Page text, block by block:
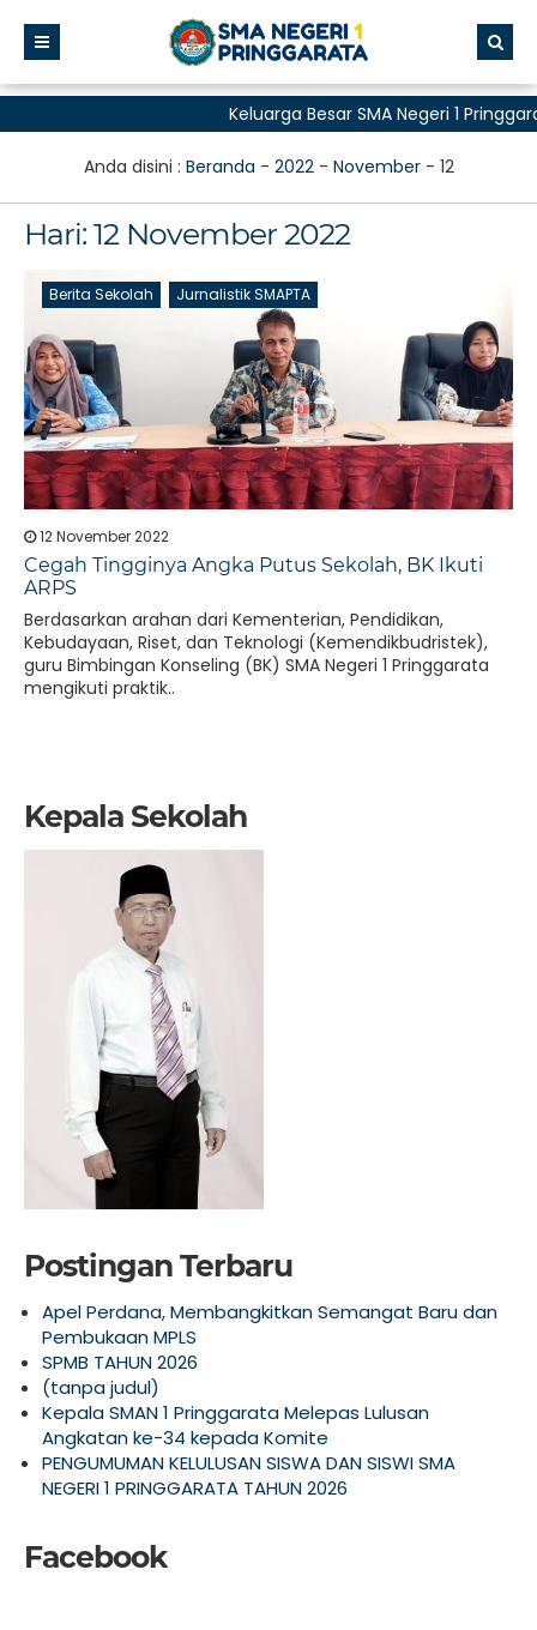
Keluarga Besar SMA Negeri 1
Anda disini : Beranda - 2022- November- 12
Hari: 12 November 2022
Berita Sekolah Jurnalistik SMAPTA
12 November 2022
Cegah Tingginya Angka Putus Sekolah, BK Ikuti
ARPS
Berdasarkan arahan dari Kementerian, Pendidikan,
Kebudayaan, Riset, dan Teknologi (Kemendikbudristek),
guru Bimbingan Konseling (BK) SMA Negeri 1 Pringgarata
mengikuti praktik..
Kepala Sekolah
Postingan Terbaru
Apel Perdana, Membangkitkan Semangat Baru dan
Pembukaan MPLS
SPMB TAHUN 2026
(tanpa judul)
Kepala SMAN 1 Pringgarata Melepas Lulusan
Angkatan ke-34 kepada Komite
PENGUMUMAN KELULUSAN SISWA DAN SISWI SMA
NEGERI 1 PRINGGARATA TAHUN 2026
Facebook